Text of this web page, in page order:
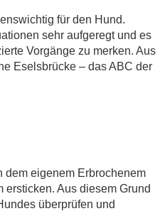
für den Hund.
sehr aufgeregt und es
Vorgänge zu merken. Aus
Eselsbrücke – das ABC der
dem eigenem Erbrochenem
Aus diesem Grund
überprüfen und